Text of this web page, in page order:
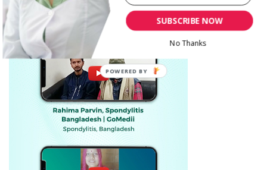
SUBSCRIBE NOW
No Thanks
POWERED BY